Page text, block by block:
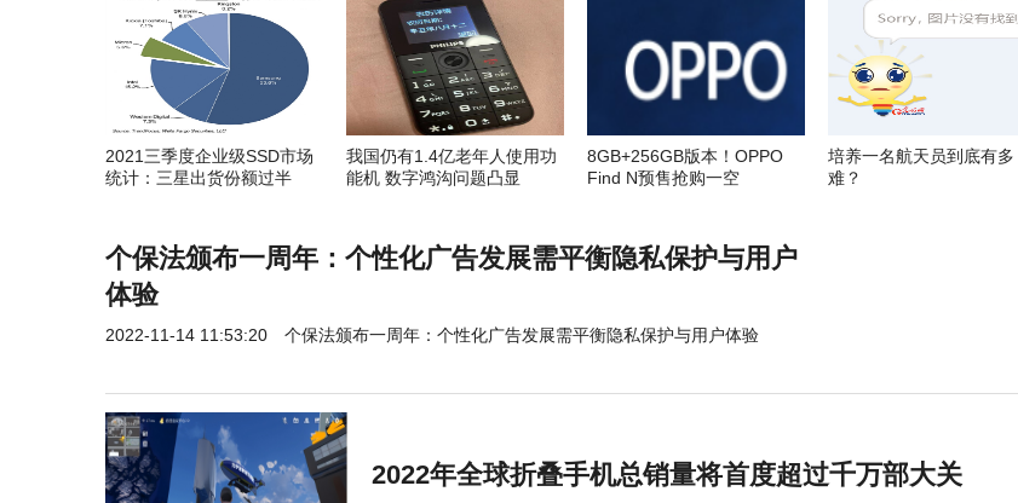
2021三季度企业级SSD市场
统计：三星出货份额过半
我国仍有1.4亿老年人使用功
能机 数字鸿沟问题凸显
8GB+256GB版本！OPPO
Find N预售抢购一空
培养一名航天员到底有多
难？
个保法颁布一周年：个性化广告发展需平衡隐私保护与用户
体验
2022-11-14 11:53:20 个保法颁布一周年：个性化广告发展需平衡隐私保护与用户体验
2022年全球折叠手机总销量将首度超过千万部大关